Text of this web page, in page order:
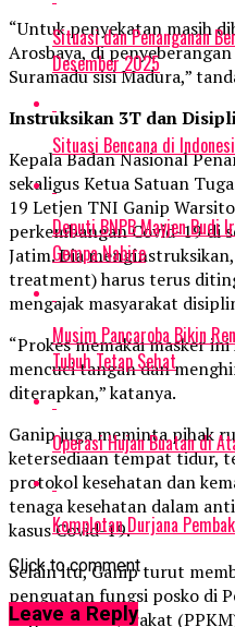
“Untuk penyekatan masih
Arosbaya, di
Suramadu sisi Madura,”
Instruksikan 3T dan
Kepala Badan Nasional
sekaligus Ketua Satuan
19 Letjen TNI Ganip
perkembangan Covid-19 di
Jatim. Dia
treatment) harus terus
mengajak masyarakat
“Prokes memakai masker
mencuci tangan dan
diterapkan,” katanya.
Ganip juga meminta pihak
ketersediaan tempat tidur,
protokol kesehatan dan
tenaga kesehatan dalam
kasus Covid-19.
Selain itu, Ganip turut
penguatan fungsi posko di
Kegiatan Masyarakat
Situasi dan Penanganan
Desember 2025
Situasi Bencana di
Deputi BNPB Mayjen Budi
Gempa Nabire
Musim Pancaroba Bikin
Tubuh Tetap Sehat
Operasi Hujan Buatan di
Komplotan Durjana
Click to comment
Leave a Reply